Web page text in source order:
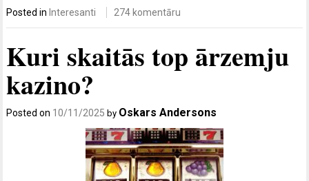
Posted in Interesanti 274 komentāru
Kuri skaitās top ārzemju
kazino?
Posted on 10/11/2025 by Oskars Andersons